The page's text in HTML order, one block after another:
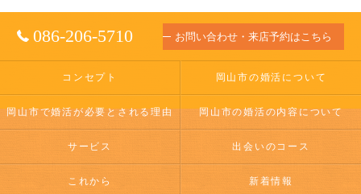
086-206-5710 お問い合わせ・来店予約はこちら
コンセプト 岡山市の婚活について
岡山市で婚活が必要とされる理由 岡山市の婚活の内容について
サービス 出会いのコース
これから 新着情報